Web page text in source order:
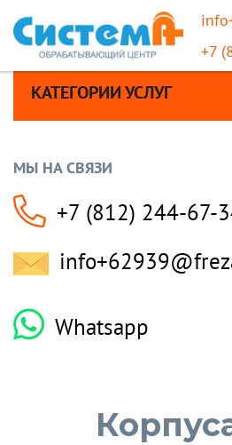
+7
КАТЕГОРИИ УСЛУГ
МЫ НА СВЯЗИ
+7 (812) 244-67-
Whatsapp